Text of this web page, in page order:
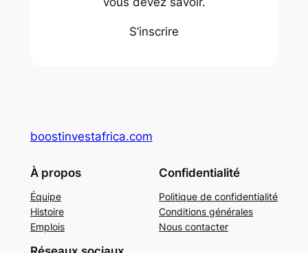
S’inscrire
boostinvestafrica.com
À propos
Équipe
Histoire
Emplois
Confidentialité
Politique de confidentialité
Conditions générales
Nous contacter